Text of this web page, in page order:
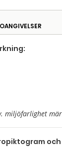
miljöfarlighet
och